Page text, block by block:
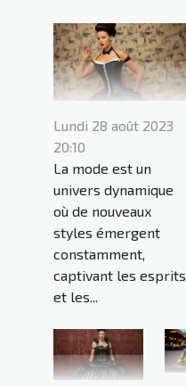
Lundi 28 août 2023
20:10
La mode est un
univers dynamique
où de nouveaux
styles émergent
constamment,
captivant les esprits
et les...